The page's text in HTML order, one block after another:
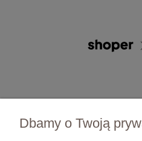
Dbamy o Twoją